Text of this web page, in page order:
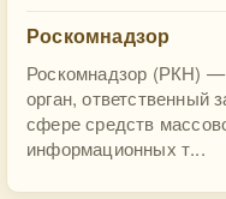
Роскомнадзор
Роскомнадзор (РКН)
орган, ответственный
сфере средств
информационных т...